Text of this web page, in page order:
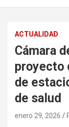
ACTUALIDAD
Cámara
proyecto
de
de salud
enero 29, 2026